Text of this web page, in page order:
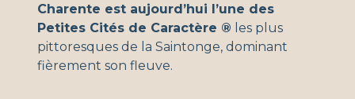
Charente est aujourd’hui l’une des
Petites Cités de Caractère ® les plus
pittoresques de la Saintonge, dominant
fièrement son fleuve.